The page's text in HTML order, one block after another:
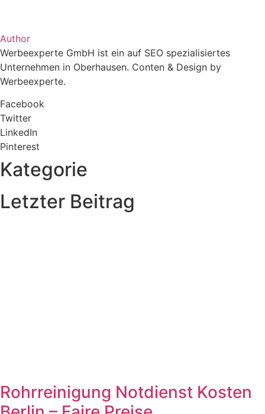
Author
Werbeexperte GmbH ist ein auf SEO spezialisiertes
Unternehmen in Oberhausen. Conten & Design by
Werbeexperte.
Facebook
Twitter
LinkedIn
Pinterest
Kategorie
Letzter Beitrag
Rohrreinigung Notdienst Kosten